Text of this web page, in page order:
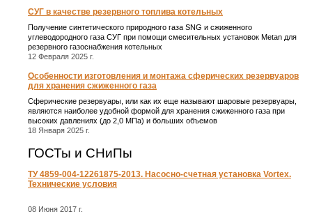
СУГ в качестве резервного топлива котельных
Получение синтетического природного газа SNG и сжиженного
углеводородного газа СУГ при помощи смесительных установок Metan для
резервного газоснабжения котельных
12 Февраля 2025 г.
Особенности изготовления и монтажа сферических резервуаров
для хранения сжиженного газа
Сферические резервуары, или как их еще называют шаровые резервуары,
являются наиболее удобной формой для хранения сжиженного газа при
высоких давлениях (до 2,0 МПа) и больших объемов
18 Января 2025 г.
ГОСТы и СНиПы
ТУ 4859-004-12261875-2013. Насосно-счетная установка Vortex.
Технические условия
08 Июня 2017 г.